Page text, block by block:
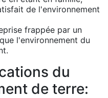
de l'environnement
frappée par un
l'environnement du
du
de terre: